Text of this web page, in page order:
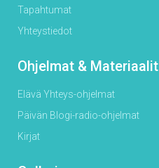
Tapahtumat
Yhteystiedot
Ohjelmat & Materiaalit
Elävä Yhteys-ohjelmat
Päivän Blogi-radio-ohjelmat
Kirjat